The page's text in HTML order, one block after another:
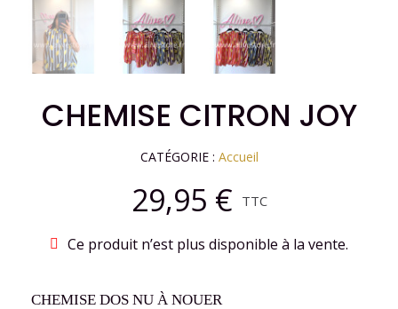
CHEMISE CITRON JOY
CATÉGORIE Accueil
29,95 € TTC
Ce produit n’est plus disponible à la vente.
CHEMISE DOS NU À NOUER